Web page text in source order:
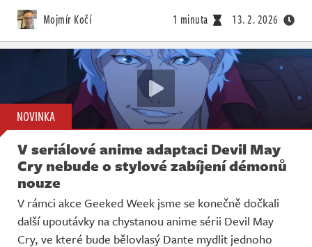
Mojmír Kočí 1 minuta 13. 2. 2026
NOVINKA
V seriálové anime adaptaci Devil May
Cry nebude o stylové zabíjení démonů
nouze
V rámci akce Geeked Week jsme se konečně dočkali
další upoutávky na chystanou anime sérii Devil May
Cry, ve které bude bělovlasý Dante mydlit jednoho